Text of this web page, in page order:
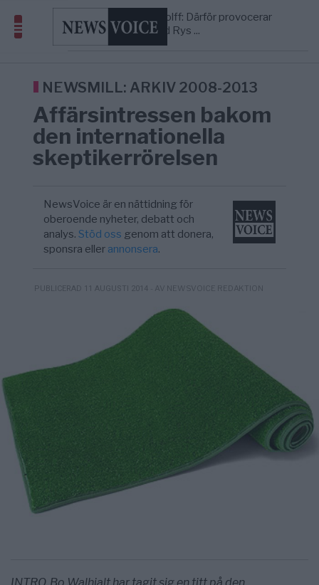
Europas ledare fram ett krig med Rys ...
8/8 UNDERHÅLLNING — Från spelmonopol till casino online i
Sverige – så förändrades markna ...
NEWSMILL: ARKIV 2008-2013
Affärsintressen bakom
den internationella
skeptikerrörelsen
NewsVoice är en nättidning för
oberoende nyheter, debatt och
analys.Stöd oss genom att donera,
sponsra eller annonsera.
PUBLICERAD 11 AUGUSTI 2014 - AV NEWSVOICE REDAKTION
INTRO. Bo Walhjalt har tagit sig en titt på den